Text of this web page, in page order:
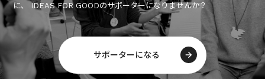
に、 IDEAS FOR GOODのサポーターになりませんか？
サポーターになる